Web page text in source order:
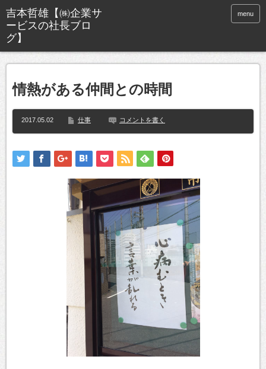
menu
情熱がある仲間との時間
2017.05.02 仕事 コメントを書く